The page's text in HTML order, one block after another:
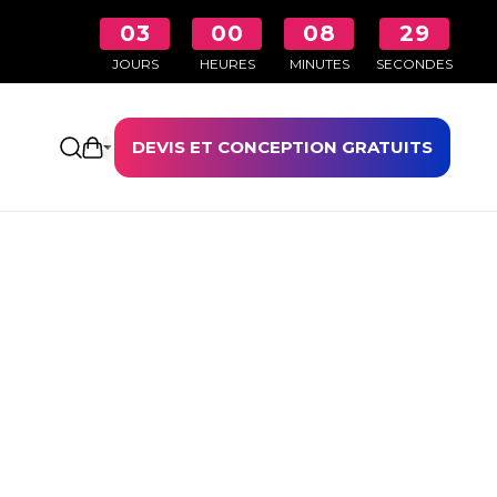
03
JOURS
00
HEURES
08
MINUTES
28
SECONDES
Ouvrir le panier
DEVIS ET CONCEPTION GRATUITS